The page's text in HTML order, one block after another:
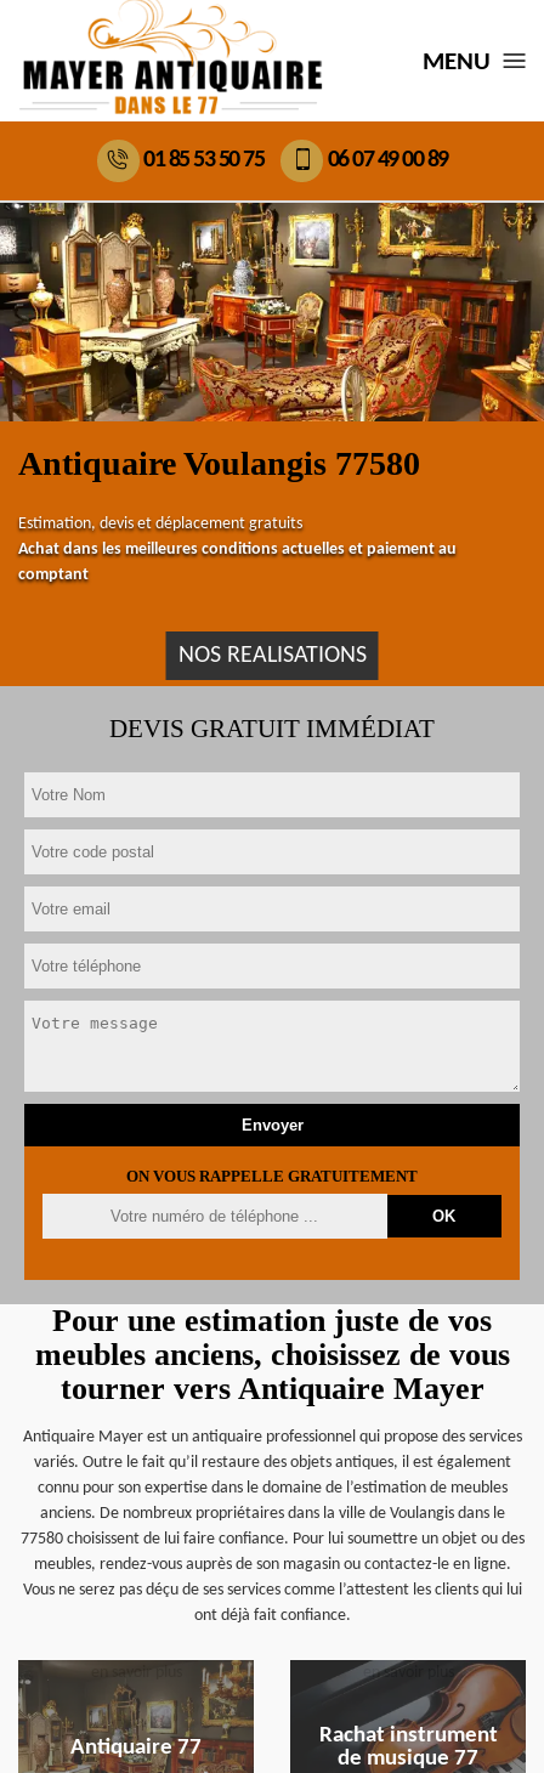
MENU
01 85 53 50 75 06 07 49 00 89
Antiquaire Voulangis 77580
Estimation, devis et déplacement gratuits
Achat dans les meilleures conditions actuelles et paiement au
comptant
NOS REALISATIONS
DEVIS GRATUIT IMMÉDIAT
ON VOUS RAPPELLE GRATUITEMENT
Pour une estimation juste de vos
meubles anciens, choisissez de vous
tourner vers Antiquaire Mayer
Antiquaire Mayer est un antiquaire professionnel qui propose des services
variés. Outre le fait qu’il restaure des objets antiques, il est également
connu pour son expertise dans le domaine de l’estimation de meubles
anciens. De nombreux propriétaires dans la ville de Voulangis dans le
77580 choisissent de lui faire confiance. Pour lui soumettre un objet ou des
meubles, rendez-vous auprès de son magasin ou contactez-le en ligne.
Vous ne serez pas déçu de ses services comme l’attestent les clients qui lui
ont déjà fait confiance.
Antiquaire 77
en savoir plus
Rachat instrument
de musique 77
en savoir plus